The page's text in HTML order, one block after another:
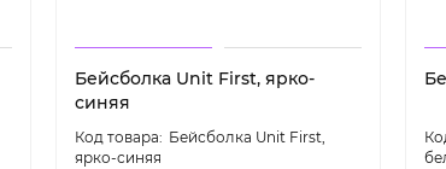
Бейсболка Unit First, ярко-
синяя
Бейсболка Unit First,
ярко-синяя